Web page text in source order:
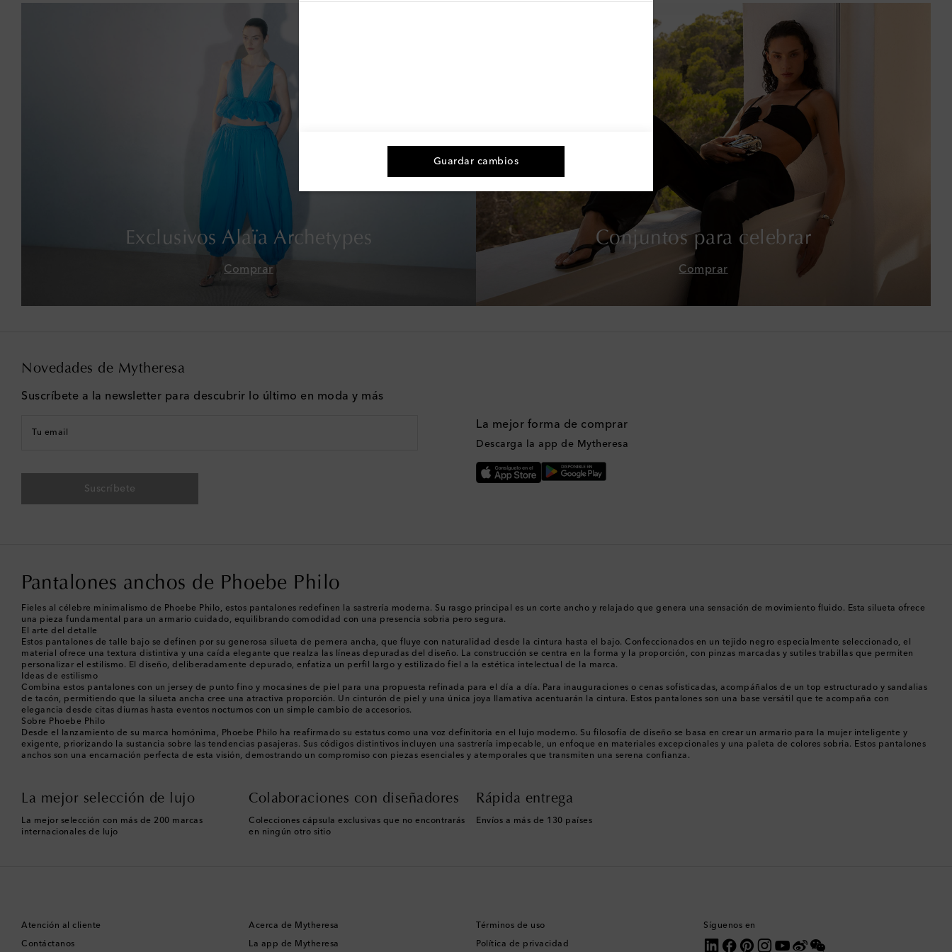
Exclusivos Alaïa Archetypes
Comprar
Conjuntos para celebrar
Comprar
Novedades de Mytheresa
Suscríbete a la newsletter para descubrir lo último en moda y más
Tu email
Suscríbete
La mejor forma de comprar
Descarga la app de Mytheresa
Pantalones anchos de Phoebe Philo
Fieles al célebre minimalismo de Phoebe Philo, estos pantalones redefinen la sastrería moderna. Su rasgo principal es un corte ancho y relajado que genera una sensación de movimiento fluido. Esta silueta ofrece
una pieza fundamental para un armario cuidado, equilibrando comodidad con una presencia sobria pero segura.
El arte del detalle
Estos pantalones de talle bajo se definen por su generosa silueta de pernera ancha, que fluye con naturalidad desde la cintura hasta el bajo. Confeccionados en un tejido negro especialmente seleccionado, el
material ofrece una textura distintiva y una caída elegante que realza las líneas depuradas del diseño. La construcción se centra en la forma y la proporción, con pinzas marcadas y sutiles trabillas que permiten
personalizar el estilismo. El diseño, deliberadamente depurado, enfatiza un perfil largo y estilizado fiel a la estética intelectual de la marca.
Ideas de estilismo
Combina estos pantalones con un jersey de punto fino y mocasines de piel para una propuesta refinada para el día a día. Para inauguraciones o cenas sofisticadas, acompáñalos de un top estructurado y sandalias
de tacón, permitiendo que la silueta ancha cree una atractiva proporción. Un cinturón de piel y una única joya llamativa acentuarán la cintura. Estos pantalones son una base versátil que te acompaña con
elegancia desde citas diurnas hasta eventos nocturnos con un simple cambio de accesorios.
Sobre Phoebe Philo
Desde el lanzamiento de su marca homónima, Phoebe Philo ha reafirmado su estatus como una voz definitoria en el lujo moderno. Su filosofía de diseño se basa en crear un armario para la mujer inteligente y
exigente, priorizando la sustancia sobre las tendencias pasajeras. Sus códigos distintivos incluyen una sastrería impecable, un enfoque en materiales excepcionales y una paleta de colores sobria. Estos pantalones
anchos son una encarnación perfecta de esta visión, demostrando un compromiso con piezas esenciales y atemporales que transmiten una serena confianza.
La mejor selección de lujo
La mejor selección con más de 200 marcas
internacionales de lujo
Colaboraciones con diseñadores
Colecciones cápsula exclusivas que no encontrarás
en ningún otro sitio
Rápida entrega
Envíos a más de 130 países
Atención al cliente
Contáctanos
Acerca de Mytheresa
La app de Mytheresa
Términos de uso
Política de privacidad
Síguenos en
Armenia
Australia
Austria
Azerbaiyán
Bahamas
Bangladés
Chequia
Chile
Costa Rica
Guardar cambios